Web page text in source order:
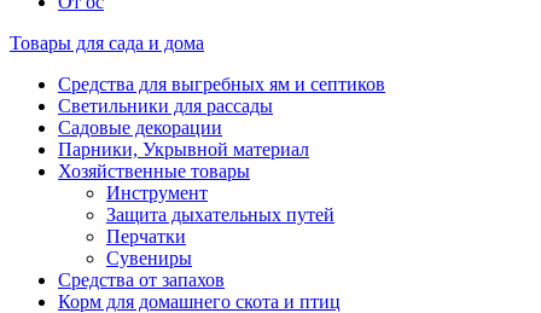
Товары для сада и дома
Средства для выгребных ям и септиков
Светильники для рассады
Садовые декорации
Парники, Укрывной материал
Хозяйственные товары
Инструмент
Защита дыхательных путей
Перчатки
Сувениры
Средства от запахов
Корм для домашнего скота и птиц